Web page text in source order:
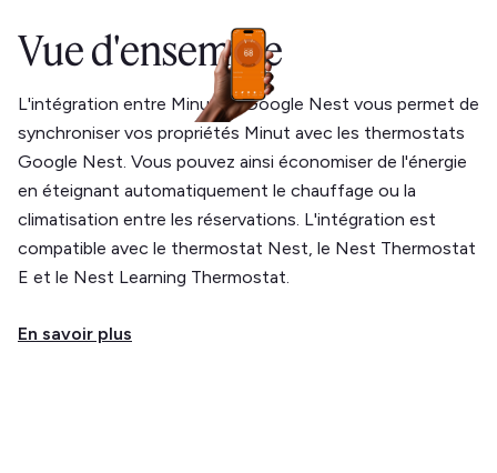
Vue d'ensemble
L'intégration entre Minut et Google Nest vous permet de
synchroniser vos propriétés Minut avec les thermostats
Google Nest. Vous pouvez ainsi économiser de l'énergie
en éteignant automatiquement le chauffage ou la
climatisation entre les réservations. L'intégration est
compatible avec le thermostat Nest, le Nest Thermostat
E et le Nest Learning Thermostat.
En savoir plus